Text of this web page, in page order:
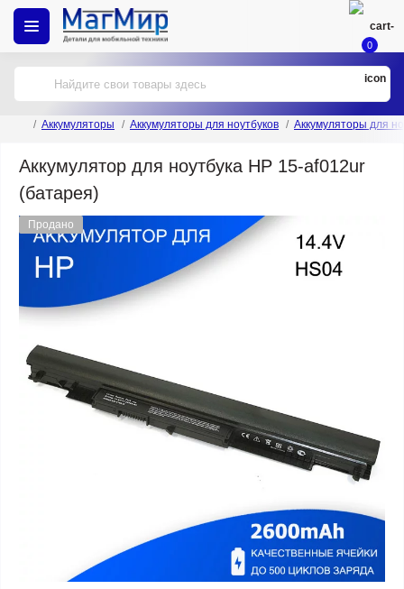
0
Аккумуляторы Аккумуляторы для ноутбуков Аккумуляторы для
Аккумулятор для ноутбука HP 15-af012ur
(батарея)
Продано